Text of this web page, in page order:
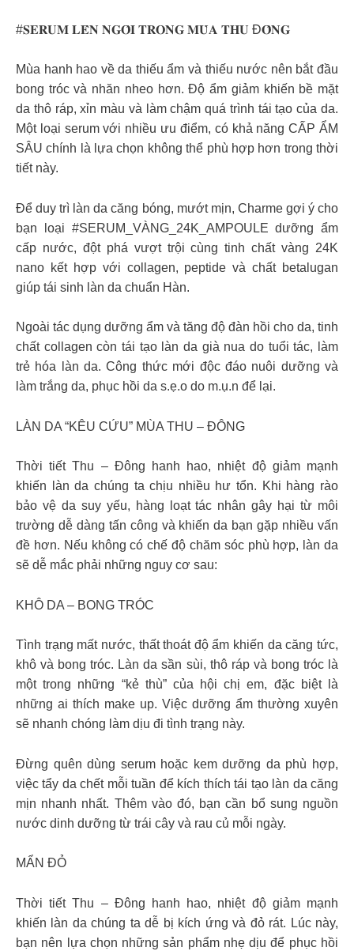
#𝐒𝐄𝐑𝐔𝐌 𝐋𝐄̂𝐍 𝐍𝐆𝐎̂𝐈 𝐓𝐑𝐎𝐍𝐆 𝐌𝐔̀𝐀 𝐓𝐇𝐔 Đ𝐎̂𝐍𝐆
Mùa hanh hao về da thiếu ẩm và thiếu nước nên bắt đầu
bong tróc và nhăn nheo hơn. Độ ẩm giảm khiến bề mặt
da thô ráp, xỉn màu và làm chậm quá trình tái tạo của da.
Một loại serum với nhiều ưu điểm, có khả năng CẤP ẨM
SÂU chính là lựa chọn không thể phù hợp hơn trong thời
tiết này.
Để duy trì làn da căng bóng, mướt mịn, Charme gợi ý cho
bạn loại #SERUM_VÀNG_24K_AMPOULE dưỡng ẩm
cấp nước, đột phá vượt trội cùng tinh chất vàng 24K
nano kết hợp với collagen, peptide và chất betalugan
giúp tái sinh làn da chuẩn Hàn.
Ngoài tác dụng dưỡng ẩm và tăng độ đàn hồi cho da, tinh
chất collagen còn tái tạo làn da già nua do tuổi tác, làm
trẻ hóa làn da. Công thức mới độc đáo nuôi dưỡng và
làm trắng da, phục hồi da s.ẹ.o do m.ụ.n để lại.
LÀN DA “KÊU CỨU” MÙA THU – ĐÔNG
Thời tiết Thu – Đông hanh hao, nhiệt độ giảm mạnh
khiến làn da chúng ta chịu nhiều hư tổn. Khi hàng rào
bảo vệ da suy yếu, hàng loạt tác nhân gây hại từ môi
trường dễ dàng tấn công và khiến da bạn gặp nhiều vấn
đề hơn. Nếu không có chế độ chăm sóc phù hợp, làn da
sẽ dễ mắc phải những nguy cơ sau:
KHÔ DA – BONG TRÓC
Tình trạng mất nước, thất thoát độ ẩm khiến da căng tức,
khô và bong tróc. Làn da sần sùi, thô ráp và bong tróc là
một trong những “kẻ thù” của hội chị em, đặc biệt là
những ai thích make up. Việc dưỡng ẩm thường xuyên
sẽ nhanh chóng làm dịu đi tình trạng này.
Đừng quên dùng serum hoặc kem dưỡng da phù hợp,
việc tẩy da chết mỗi tuần để kích thích tái tạo làn da căng
mịn nhanh nhất. Thêm vào đó, bạn cần bổ sung nguồn
nước dinh dưỡng từ trái cây và rau củ mỗi ngày.
MẨN ĐỎ
Thời tiết Thu – Đông hanh hao, nhiệt độ giảm mạnh
khiến làn da chúng ta dễ bị kích ứng và đỏ rát. Lúc này,
bạn nên lựa chọn những sản phẩm nhẹ dịu để phục hồi